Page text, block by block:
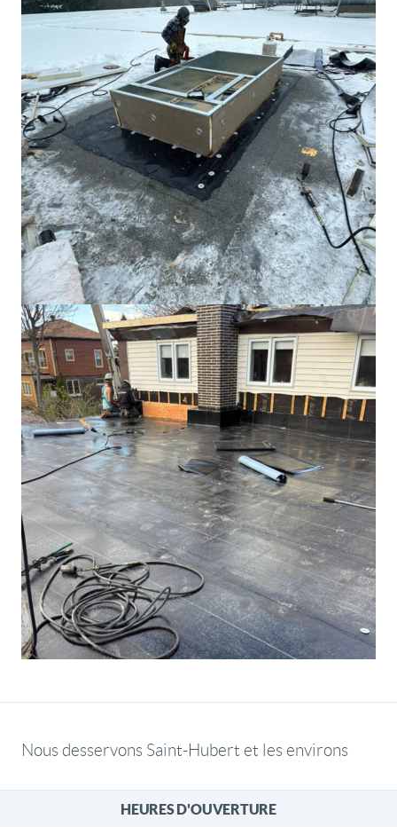
Nous desservons Saint-Hubert et les environs
HEURES D'OUVERTURE